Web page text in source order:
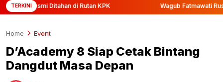
TERKINI
di Rutan KPK Wagub Fatmawati Rusdi Lepas Ekspor
Home Event
D’Academy 8 Siap Cetak Bintang
Dangdut Masa Depan